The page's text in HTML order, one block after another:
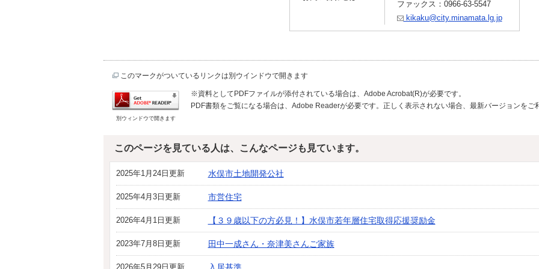
ファックス：0966-63-5547
kikaku@city.minamata.lg.jp
このマークがついているリンクは別ウインドウで開きます
別ウィンドウで開きます
※資料としてPDFファイルが添付されている場合は、Adobe Acrobat(R)が必要です。
PDF書類をご覧になる場合は、Adobe Readerが必要です。正しく表示されない場合、最新バージョンをご
このページを見ている人は、こんなページも見ています。
2025年1月24日更新 水俣市土地開発公社
2025年4月3日更新 市営住宅
2026年4月1日更新 【３９歳以下の方必見！】水俣市若年層住宅取得応援奨励金
2023年7月8日更新 田中一成さん・奈津美さんご家族
2026年5月29日更新